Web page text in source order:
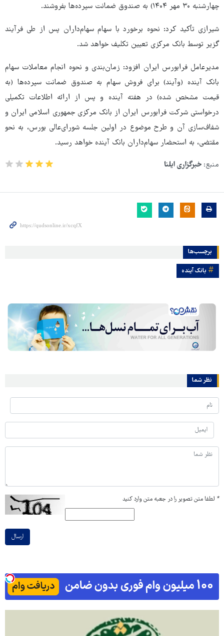
چهارشنبه ۳۰ مهر ۱۴۰۴) به صندوق ضمانت سپرده‌ها بفروشند.
شیرازی تأکید کرد: نحوه برخورد با سهام سهام‌داران پس از طی فرآیند
گزیر توسط بانک مرکزی تعیین تکلیف خواهد شد.
مدیرعامل فرابورس ایران افزود: زمان‌بندی و نحوه انجام معاملات سهام
بانک آینده (وآیند) برای فروش سهام به صندوق ضمانت سپرده‌ها (به
قیمت مشخص شده) در هفته‌ آینده و پس از ارائه اطلاعات تکمیلی
درخواستی شرکت فرابورس ایران از بانک مرکزی جمهوری اسلامی ایران و
شفاف‌سازی آن و طرح موضوع در اولین جلسه شورای‌عالی بورس، به نحو
مقتضی، به استحضار سهام‌داران بانک آینده خواهد رسید.
منبع: خبرگزاری ایلنا
برچسب‌ها
بانک آینده
نظر شما
* لطفا متن تصویر را در جعبه متن وارد کنید
ارسال